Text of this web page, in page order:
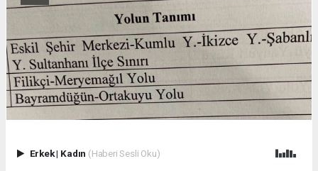
Erkek| Kadın (Haberi Sesli Oku)